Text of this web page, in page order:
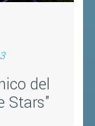
del
Stars"